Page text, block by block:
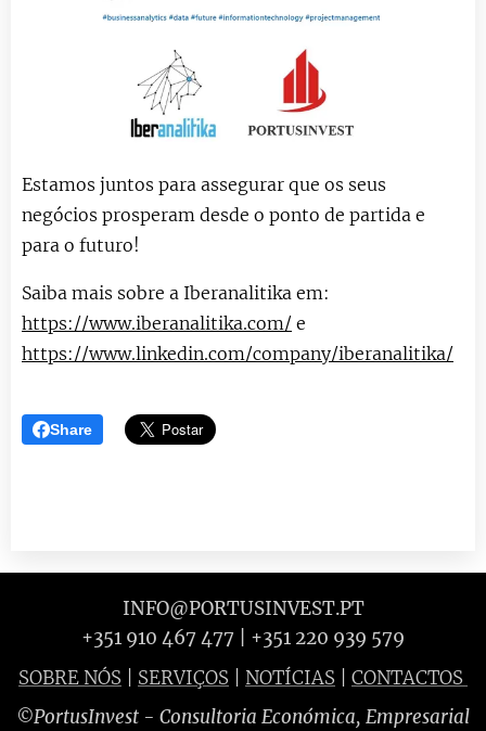
Estamos juntos para assegurar que os seus
negócios prosperam desde o ponto de partida e
para o futuro!
Saiba mais sobre a Iberanalitika em:
https://www.iberanalitika.com/ e
https://www.linkedin.com/company/iberanalitika/
Share
INFO@PORTUSINVEST.PT
+351 910 467 477 | +351 220 939 579
SOBRE NÓS
SERVIÇOS NOTÍCIAS CONTACTOS
©PortusInvest - Consultoria Económica, Empresarial